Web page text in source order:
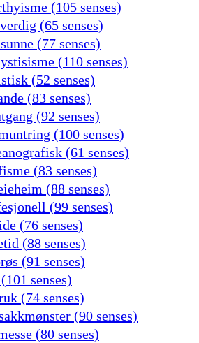
(105 senses)
(65 senses)
(77 senses)
(110 senses)
(52 senses)
(83 senses)
(92 senses)
(100 senses)
(61 senses)
(83 senses)
(88 senses)
(99 senses)
(76 senses)
(88 senses)
(91 senses)
senses)
(74 senses)
(90 senses)
(80 senses)